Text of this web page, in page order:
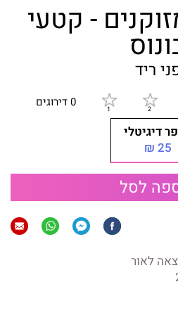
- קטעי
ריד
0 דירוגים
דיגיטלי
25 ₪
לסל
לאור